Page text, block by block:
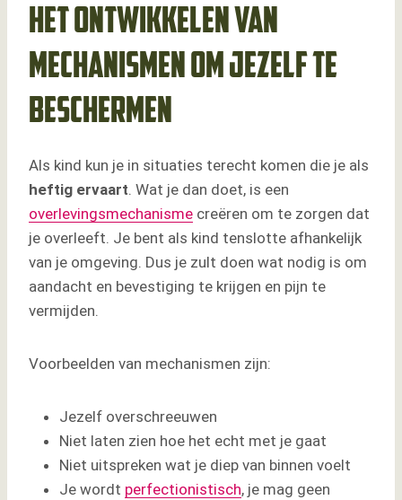
Transactionele analyse
Vier levensposities
De vier levensposities
Ik ben oke, jij bent oke
Ik ben niet oke, jij bent wel oke
Ik ben niet oke, jij bent niet oke
Ouder – Volwassen – Kind (ego posities)
Een voorbeeld:
De ouderrol: hoe zit dit?
De volwassenrol: hoe zit dit?
De kindrol: hoe zit dit?
De dramadriehoek: slachtoffer, aanklager en
De slachtofferrol
Welke rollen neem jij aan?
Aan de slag met de transactionele analyse
Het ontwikkelen van
mechanismen om jezelf te
beschermen
Als kind kun je in situaties terecht komen die je als
heftig ervaart. Wat je dan doet, is een
overlevingsmechanisme creëren om te zorgen dat
je overleeft. Je bent als kind tenslotte afhankelijk
van je omgeving. Dus je zult doen wat nodig is om
aandacht en bevestiging te krijgen en pijn te
vermijden.
Voorbeelden van mechanismen zijn:
Jezelf overschreeuwen
Niet laten zien hoe het echt met je gaat
Niet uitspreken wat je diep van binnen voelt
Je wordt perfectionistisch, je mag geen